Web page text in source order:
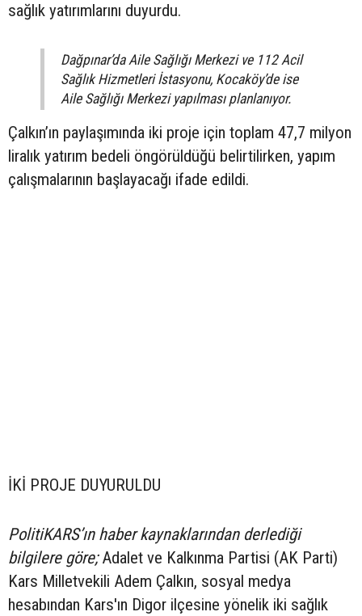
sağlık yatırımlarını duyurdu.
Dağpınar’da Aile Sağlığı Merkezi ve 112 Acil
Sağlık Hizmetleri İstasyonu, Kocaköy’de ise
Aile Sağlığı Merkezi yapılması planlanıyor.
Çalkın’ın paylaşımında iki proje için toplam 47,7 milyon
liralık yatırım bedeli öngörüldüğü belirtilirken, yapım
çalışmalarının başlayacağı ifade edildi.
İKİ PROJE DUYURULDU
PolitiKARS’ın haber kaynaklarından derlediği
bilgilere göre;Adalet ve Kalkınma Partisi (AK Parti)
Kars Milletvekili Adem Çalkın, sosyal medya
hesabından Kars'ın Digor ilçesine yönelik iki sağlık